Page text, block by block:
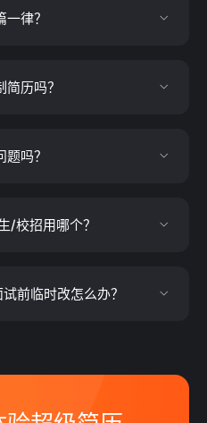
律？
历吗？
吗？
/校招用哪个？
前临时改怎么办？